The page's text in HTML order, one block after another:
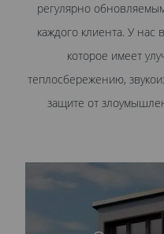
регулярно
каждого клиента. У нас
которое имеет
теплосбережению,
защите от